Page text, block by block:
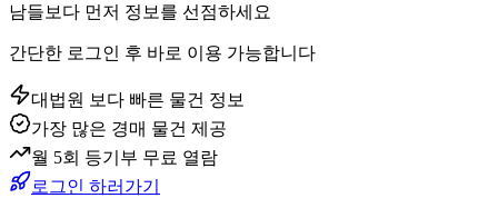
남들보다 먼저 정보를 선점하세요
간단한 로그인 후 바로 이용 가능합니다
대법원 보다 빠른 물건 정보
가장 많은 경매 물건 제공
월 5회 등기부 무료 열람
로그인 하러가기